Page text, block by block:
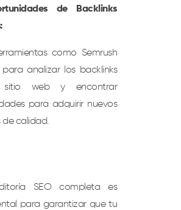
de Backlinks
como Semrush
analizar los backlinks
web y encontrar
para adquirir nuevos
de calidad.
SEO completa es
para garantizar que tu